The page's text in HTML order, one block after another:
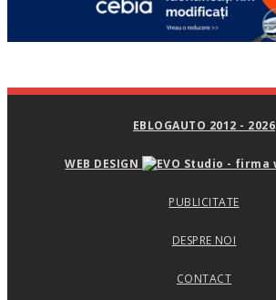
EBLOGAUTO 2012 - 2026
WEB DESIGN
PUBLICITATE
DESPRE NOI
CONTACT